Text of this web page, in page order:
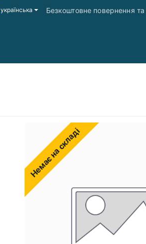
українська Безкоштовне повернення
Немає на складі